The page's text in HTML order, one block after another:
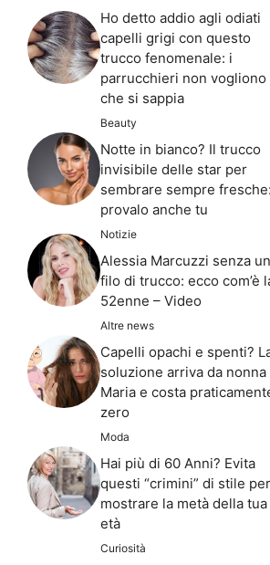
Ho detto addio agli odiati
capelli grigi con questo
trucco fenomenale: i
parrucchieri non vogliono
che si sappia
Beauty
Notte in bianco? Il trucco
invisibile delle star per
sembrare sempre fresche:
provalo anche tu
Notizie
Alessia Marcuzzi senza un
filo di trucco: ecco com’è
52enne – Video
Altre news
Capelli opachi e spenti?
soluzione arriva da nonna
Maria e costa
zero
Moda
Hai più di 60 Anni? Evita
questi “crimini” di stile per
mostrare la metà della tua
età
Curiosità